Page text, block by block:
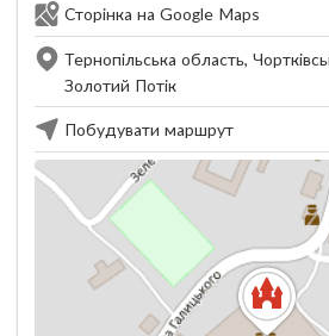
Сторінка на Google Maps
Тернопільська область,
Золотий Потік
Побудувати маршрут